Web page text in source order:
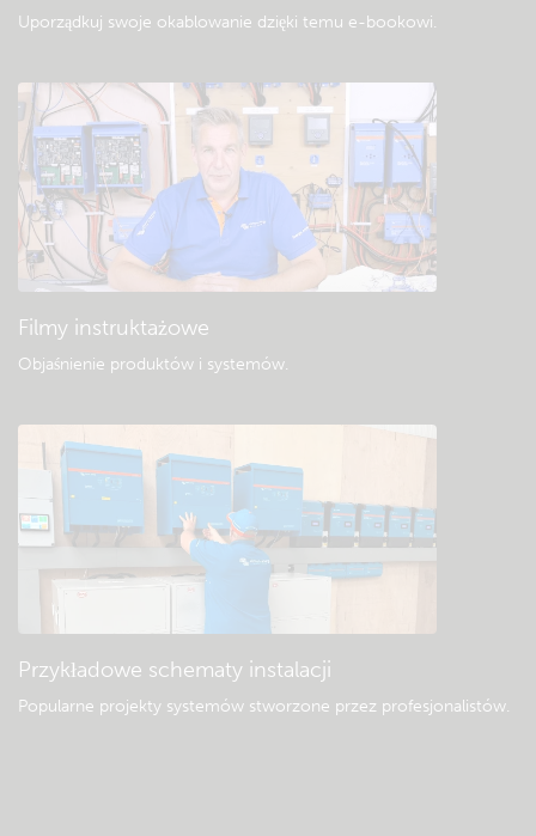
Uporządkuj swoje okablowanie dzięki temu e-bookowi.
Filmy instruktażowe
Objaśnienie produktów i systemów.
Przykładowe schematy instalacji
Popularne projekty systemów stworzone przez profesjonalistów.